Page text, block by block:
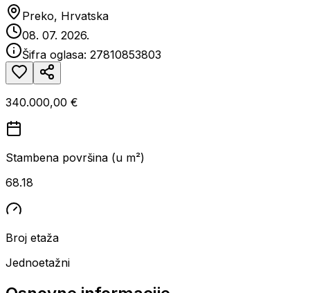
Preko, Hrvatska
08. 07. 2026.
Šifra oglasa: 27810853803
340.000,00 €
Stambena površina (u m²)
68.18
Broj etaža
Jednoetažni